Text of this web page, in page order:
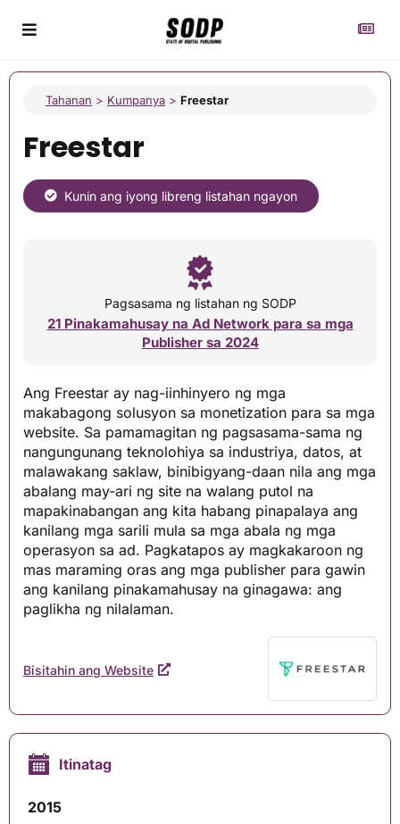
Tahanan > Kumpanya > Freestar
Freestar
Kunin ang iyong libreng listahan ngayon
Pagsasama ng listahan ng SODP
21 Pinakamahusay na Ad Network para sa mga
Publisher sa 2024
Ang Freestar ay nag-iinhinyero ng mga
makabagong solusyon sa monetization para sa mga
website. Sa pamamagitan ng pagsasama-sama ng
nangungunang teknolohiya sa industriya, datos, at
malawakang saklaw, binibigyang-daan nila ang mga
abalang may-ari ng site na walang putol na
mapakinabangan ang kita habang pinapalaya ang
kanilang mga sarili mula sa mga abala ng mga
operasyon sa ad. Pagkatapos ay magkakaroon ng
mas maraming oras ang mga publisher para gawin
ang kanilang pinakamahusay na ginagawa: ang
paglikha ng nilalaman.
Bisitahin ang Website
Itinatag
2015